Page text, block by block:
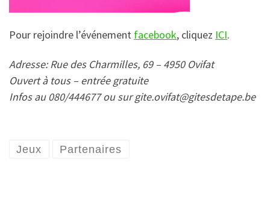
Pour rejoindre l’événement facebook, cliquez ICI.
Adresse: Rue des Charmilles, 69 – 4950 Ovifat
Ouvert à tous – entrée gratuite
Infos au 080/444677 ou sur gite.ovifat@gitesdetape.be
Jeux Partenaires